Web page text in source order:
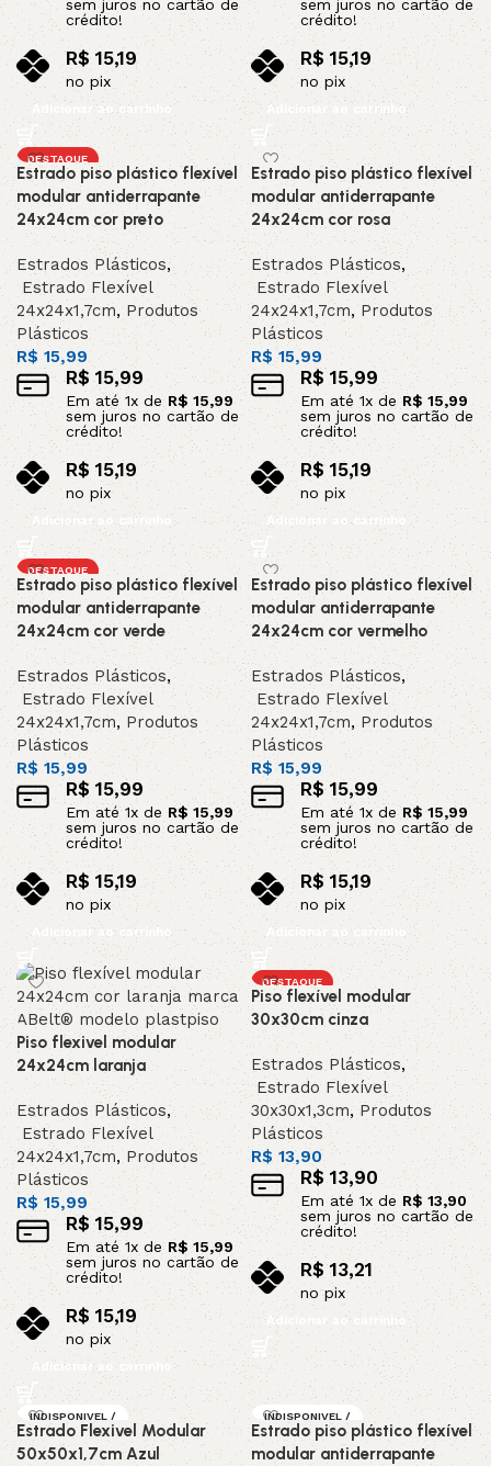
sem juros no cartão de
crédito!
R$15,19
no pix
Adicionar ao carrinho
sem juros no cartão de
crédito!
R$15,19
no pix
Adicionar ao carrinho
DESTAQUE
Estrado piso plástico flexível
modular antiderrapante
24x24cm cor preto
Estrados Plásticos,
Estrado Flexível
24x24x1,7cm, Produtos
Plásticos
R$ 15,99
R$ 15,99
Em até 1x de R$ 15,99
sem juros no cartão de
crédito!
R$ 15,19
no pix
Adicionar ao carrinho
Estrado piso plástico flexível
modular antiderrapante
24x24cm cor rosa
Estrados Plásticos,
Estrado Flexível
24x24x1,7cm,Produtos
Plásticos
R$ 15,99
R$ 15,99
Em até 1x deR$ 15,99
sem juros no cartão de
crédito!
R$15,19
no pix
Adicionar ao carrinho
DESTAQUE
Estrado piso plástico flexível
modular antiderrapante
24x24cm cor verde
Estrados Plásticos,
Estrado Flexível
24x24x1,7cm, Produtos
Plásticos
R$ 15,99
R$15,99
Em até1x de R$ 15,99
sem juros no cartão de
crédito!
R$ 15,19
no pix
Adicionar ao carrinho
Estrado piso plástico flexível
modular antiderrapante
24x24cm cor vermelho
Estrados Plásticos,
Estrado Flexível
24x24x1,7cm,Produtos
Plásticos
R$ 15,99
R$15,99
Em até 1x deR$15,99
sem juros no cartão de
crédito!
R$15,19
no pix
Adicionar ao carrinho
Piso flexivel modular
24x24cm laranja
Estrados Plásticos,
Estrado Flexível
24x24x1,7cm, Produtos
Plásticos
R$ 15,99
R$ 15,99
Em até 1x de R$ 15,99
sem juros no cartão de
crédito!
R$15,19
no pix
Adicionar ao carrinho
DESTAQUE
Piso flexível modular
30x30cm cinza
Estrados Plásticos,
Estrado Flexível
30x30x1,3cm,Produtos
Plásticos
R$ 13,90
R$13,90
Em até 1x de R$ 13,90
sem juros no cartão de
crédito!
R$13,21
no pix
Adicionar ao carrinho
INDISPONIVEL /
SOB ENCOMEND
Estrado Flexivel Modular
50x50x1,7cm Azul
INDISPONIVEL /
SOB ENCOMEND
A
Estrado piso plástico flexível
modular antiderrapante